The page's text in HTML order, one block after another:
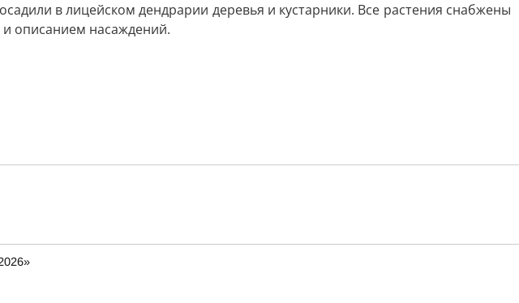
в лицейском дендрарии деревья и кустарники. Все растения снабжены
описанием насаждений.